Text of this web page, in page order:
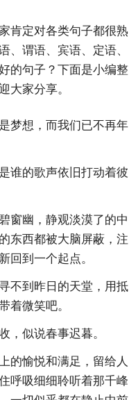
肯定对各类句子都很熟
、谓语、宾语、定语、
的句子？下面是小编整
大家分享。
梦想，而我们已不再年
谁的歌声依旧打动着彼
窗幽，静观淡漠了的中
东西都被大脑屏蔽，注
回到一个起点。
不到昨日的天堂，用抵
着微笑吧。
，似说春事迟暮。
的愉悦和满足，留给人
呼吸细细聆听着那千峰